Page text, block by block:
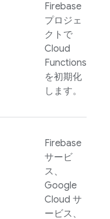
Firebase
プロジェ
クトで
Cloud
Functions
を初期化
します。
Firebase
サービ
ス、
Google
Cloud サ
ービス、